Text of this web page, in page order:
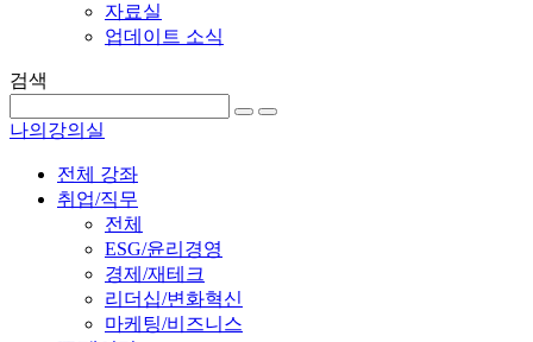
자료실
업데이트 소식
검색
나의강의실
전체 강좌
취업/직무
전체
ESG/윤리경영
경제/재테크
리더십/변화혁신
마케팅/비즈니스